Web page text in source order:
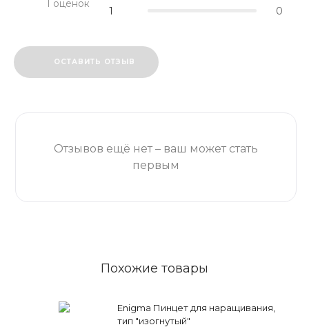
1 оценок
1
0
ОСТАВИТЬ ОТЗЫВ
Отзывов ещё нет – ваш может стать
первым
Похожие товары
Enigma Пинцет для наращивания,
тип "изогнутый"